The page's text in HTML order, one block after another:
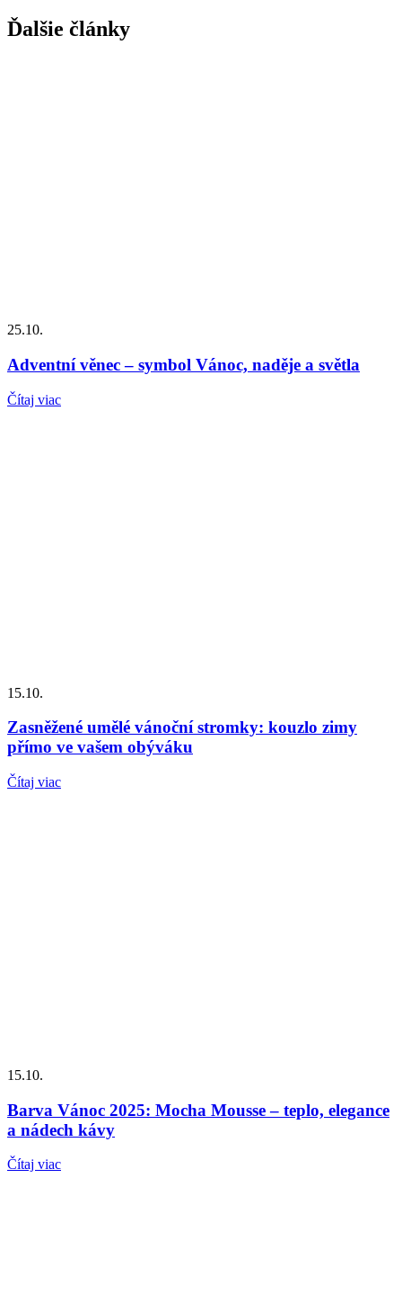
Ďalšie články
25.10.
Adventní věnec – symbol Vánoc, naděje a světla
Čítaj viac
15.10.
Zasněžené umělé vánoční stromky: kouzlo zimy
přímo ve vašem obýváku
Čítaj viac
15.10.
Barva Vánoc 2025: Mocha Mousse – teplo, elegance
a nádech kávy
Čítaj viac